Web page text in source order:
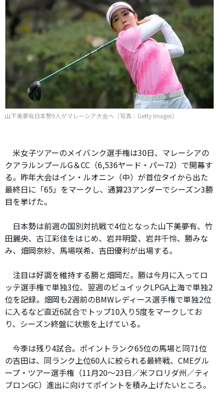
山下美夢有日本勢9人がマレーシア大会へ（写真：Getty Images）
米女子ツアーのメイバンク選手権は30日、マレーシアの
クアラルンプールG＆CC（6,536ヤード・パー72）で開幕す
る。昨年大会はイン・ルオニン（中）が首位タイから出た
最終日に「65」をマークし、通算23アンダーでシーズン3勝
目を挙げた。
日本勢は前週の国別対抗戦で4位となった山下美夢有、竹
田麗央、古江彩佳をはじめ、岩井明愛、岩井千怜、勝みな
み、畑岡奈紗、馬場咲希、吉田優利が出場する。
注目は好調を維持する勝と畑岡だ。勝は今月に入ってロ
ッテ選手権で単独3位、翌週のビュイックLPGA上海で単独2
位を記録。畑岡も2週前のBMWレディース選手権で単独2位
に入るなど直近6試合でトップ10入り5度をマークしてお
り、シーズン終盤に状態を上げている。
今季は残り4試合。ポイントランク65位の馬場と同71位
の吉田は、同ランク上位60人に絞られる最終戦、CMEグル
ープ・ツアー選手権（11月20～23日／米フロリダ州／ティ
ブロンGC）進出に向けてポイントを積み上げたいところ。